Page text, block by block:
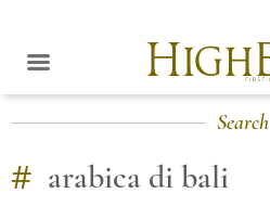
Search
# arabica di bali